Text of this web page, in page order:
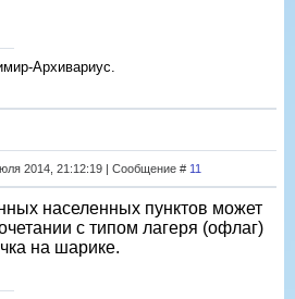
Архивариус.
2014, 21:12:19 | Сообщение # 11
населенных пунктов может
с типом лагеря (офлаг)
на шарике.